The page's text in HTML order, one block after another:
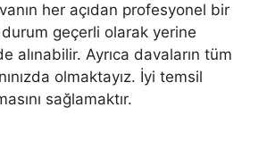
her açıdan profesyonel bir
geçerli olarak yerine
Ayrıca davaların tüm
olmaktayız. İyi temsil
sağlamaktır.